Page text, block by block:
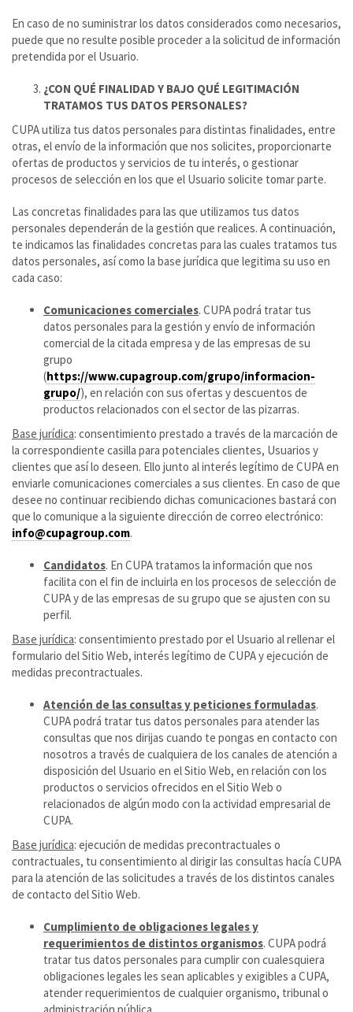
En caso de no suministrar los datos considerados como necesarios,
puede que no resulte posible proceder a la solicitud de información
pretendida por el Usuario.
¿CON QUÉ FINALIDAD Y BAJO QUÉ LEGITIMACIÓN
TRATAMOS TUS DATOS PERSONALES?
CUPA utiliza tus datos personales para distintas finalidades, entre
otras, el envío de la información que nos solicites, proporcionarte
ofertas de productos y servicios de tu interés, o gestionar
procesos de selección en los que el Usuario solicite tomar parte.
Las concretas finalidades para las que utilizamos tus datos
personales dependerán de la gestión que realices. A continuación,
te indicamos las finalidades concretas para las cuales tratamos tus
datos personales, así como la base jurídica que legitima su uso en
cada caso:
Comunicaciones comerciales. CUPA podrá tratar tus
datos personales para la gestión y envío de información
comercial de la citada empresa y de las empresas de su
grupo
(https://www.cupagroup.com/grupo/informacion-
grupo/), en relación con sus ofertas y descuentos de
productos relacionados con el sector de las pizarras.
Base jurídica: consentimiento prestado a través de la marcación de
la correspondiente casilla para potenciales clientes, Usuarios y
clientes que así lo deseen. Ello junto al interés legítimo de CUPA en
enviarle comunicaciones comerciales a sus clientes. En caso de que
desee no continuar recibiendo dichas comunicaciones bastará con
que lo comunique a la siguiente dirección de correo electrónico:
info@cupagroup.com.
Candidatos. En CUPA tratamos la información que nos
facilita con el fin de incluirla en los procesos de selección de
CUPA y de las empresas de su grupo que se ajusten con su
perfil.
Base jurídica: consentimiento prestado por el Usuario al rellenar el
formulario del Sitio Web, interés legítimo de CUPA y ejecución de
medidas precontractuales.
Atención de las consultas y peticiones formuladas.
CUPA podrá tratar tus datos personales para atender las
consultas que nos dirijas cuando te pongas en contacto con
nosotros a través de cualquiera de los canales de atención a
disposición del Usuario en el Sitio Web, en relación con los
productos o servicios ofrecidos en el Sitio Web o
relacionados de algún modo con la actividad empresarial de
CUPA.
Base jurídica: ejecución de medidas precontractuales o
contractuales, tu consentimiento al dirigir las consultas hacía CUPA
para la atención de las solicitudes a través de los distintos canales
de contacto del Sitio Web.
Cumplimiento de obligaciones legales y
requerimientos de distintos organismos. CUPA podrá
tratar tus datos personales para cumplir con cualesquiera
obligaciones legales les sean aplicables y exigibles a CUPA,
atender requerimientos de cualquier organismo, tribunal o